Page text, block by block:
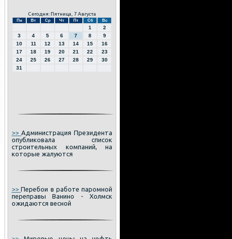
Сегодня: Пятница, 7 Августа
Пн Вт Ср Чт Пт Сб Вс
1
2
3
4 5 6 7 8
9
10
11 12 13 14 15
16
17
18 19 20 21 22
23
24
25 26 27 28 29
30
31
>> Администрация Президента
опубликовала список
строительных компаний, на
которые жалуются
>>Перебои в работе паромной
переправы Ванино - Холмск
ожидаются весной